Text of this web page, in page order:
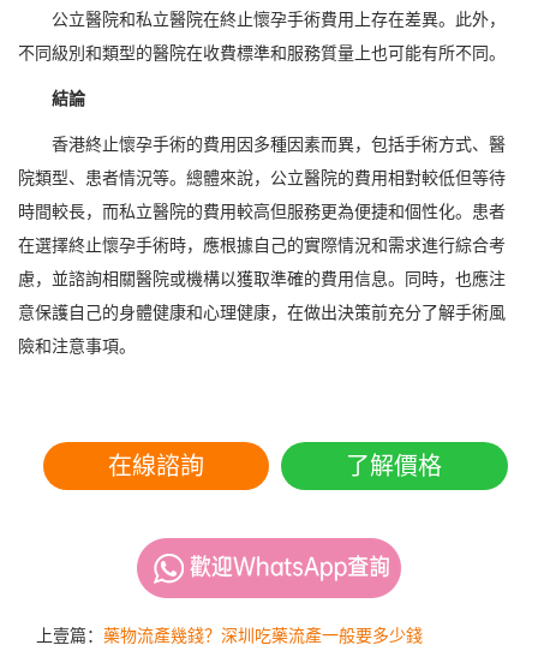
公立醫院和私立醫院在終止懷孕手術費用上存在差異。此外，
不同級別和類型的醫院在收費標準和服務質量上也可能有所不同。
結論
香港終止懷孕手術的費用因多種因素而異，包括手術方式、醫
院類型、患者情況等。總體來說，公立醫院的費用相對較低但等待
時間較長，而私立醫院的費用較高但服務更為便捷和個性化。患者
在選擇終止懷孕手術時，應根據自己的實際情況和需求進行綜合考
慮，並諮詢相關醫院或機構以獲取準確的費用信息。同時，也應注
意保護自己的身體健康和心理健康，在做出決策前充分了解手術風
險和注意事項。
在線諮詢 了解價格
上壹篇： 藥物流產幾錢？深圳吃藥流產一般要多少錢